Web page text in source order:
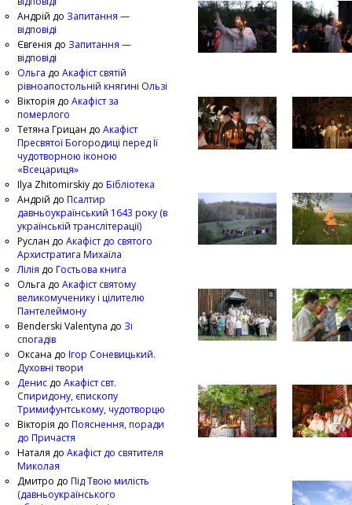
Андрій до Запитання —
відповіді
Євгенія до Запитання —
відповіді
Ольга до Акафіст святій
рівноапостольній княгині Ользі
Вікторія до Акафіст за
померлого
Тетяна Грицан до Акафіст
Пресвятої Богородиці перед Її
чудотворною іконою
«Всецариця»
Ilya Zhitomirskiy до Бібліотека
Андрій до Псалтир
давньоукраїнський 1643 року (в
українській транслітерації)
Руслан до Акафіст до святого
Архистратига Михаїла
Лілія до Гостьова книга
Ольга до Акафіст святому
великомученику і цілителю
Пантелеймону
Benderski Valentyna до Зі
спогадів
Оксана до Ігор Соневицький.
Духовні твори
Денис до Акафіст свт.
Спиридону, єпископу
Тримифунтському, чудотворцю
Вікторія до Пояснення, поради
до Причастя
Наталя до Акафіст до святителя
Миколая
Дмитро до Під Твою милість
(давньоукраїнського